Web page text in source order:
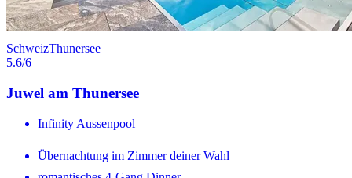
SchweizThunersee
5.6/6
Juwel am Thunersee
Infinity Aussenpool
Übernachtung im Zimmer deiner Wahl